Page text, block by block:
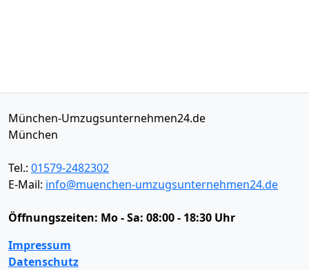
München-Umzugsunternehmen24.de
München
Tel.: 01579-2482302
E-Mail: info@muenchen-umzugsunternehmen24.de
Öffnungszeiten: Mo - Sa: 08:00 - 18:30 Uhr
Impressum
Datenschutz